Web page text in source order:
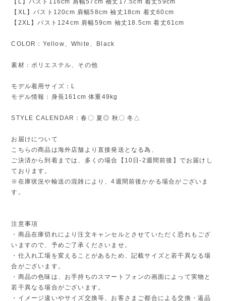
【XL】バスト120cm 肩幅58cm 袖丈18cm 着丈60cm
【2XL】バスト124cm 肩幅59cm 袖丈18.5cm 着丈61cm
COLOR：Yellow、White、Black
素材：ポリエステル、その他
モデル着用サイズ：L
モデル情報：身長161cm 体重49kg
STYLE CALENDAR：春〇 夏◎ 秋〇 冬△
お届けについて
こちらの商品は海外店舗より直接発送となる為、
ご決済から到着までは、多くの場合【10日-2週間前後】でお届けし
ております。
※在庫状況や輸送の混雑により、4週間前後かかる場合がございま
す。
注意事項
・商品在庫切れにより注文キャンセルとさせていただく恐れもござ
いますので、予めご了承くださいませ。
・仕入れ工場を変えることがあるため、記載サイズと若干異なる場
合がございます。
・商品の色味は、お手持ちのスマートフォンの画面によって実物と
若干異なる場合がございます。
・イメージ違いやサイズ交換等、お客さまご都合による交換・返品